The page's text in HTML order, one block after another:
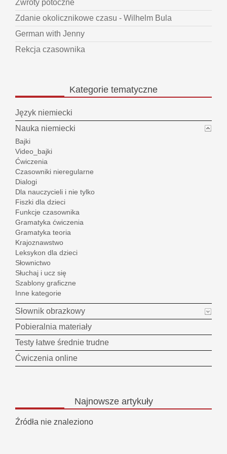
Zwroty potoczne
Zdanie okolicznikowe czasu - Wilhelm Bula
German with Jenny
Rekcja czasownika
Kategorie tematyczne
Język niemiecki
Nauka niemiecki
Bajki
Video_bajki
Ćwiczenia
Czasowniki nieregularne
Dialogi
Dla nauczycieli i nie tylko
Fiszki dla dzieci
Funkcje czasownika
Gramatyka ćwiczenia
Gramatyka teoria
Krajoznawstwo
Leksykon dla dzieci
Słownictwo
Słuchaj i ucz się
Szablony graficzne
Inne kategorie
Słownik obrazkowy
Pobieralnia materiały
Testy łatwe średnie trudne
Ćwiczenia online
Najnowszeartykuły
Źródła nie znaleziono